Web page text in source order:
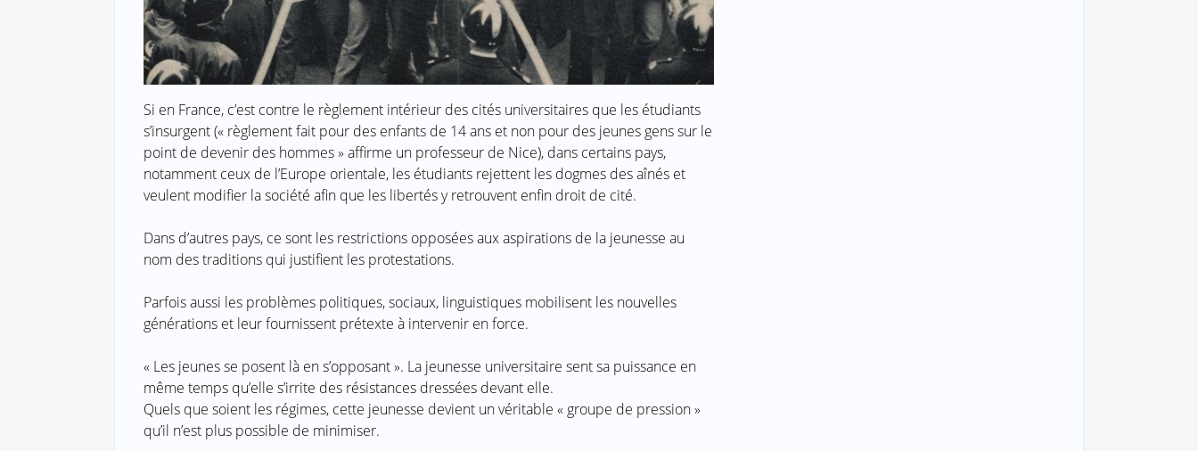
Si en France, c’est contre le règlement intérieur des cités universitaires que les étudiants
s’insurgent (« règlement fait pour des enfants de 14 ans et non pour des jeunes gens sur le
point de devenir des hommes » affirme un professeur de Nice), dans certains pays,
notamment ceux de l’Europe orientale, les étudiants rejettent les dogmes des aînés et
veulent modifier la société afin que les libertés y retrouvent enfin droit de cité.
Dans d’autres pays, ce sont les restrictions opposées aux aspirations de la jeunesse au
nom des traditions qui justifient les protestations.
Parfois aussi les problèmes politiques, sociaux, linguistiques mobilisent les nouvelles
générations et leur fournissent prétexte à intervenir en force.
« Les jeunes se posent là en s’opposant ». La jeunesse universitaire sent sa puissance en
même temps qu’elle s’irrite des résistances dressées devant elle.
Quels que soient les régimes, cette jeunesse devient un véritable « groupe de pression »
qu’il n’est plus possible de minimiser.